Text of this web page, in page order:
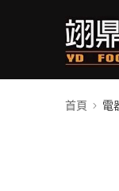
首頁 電